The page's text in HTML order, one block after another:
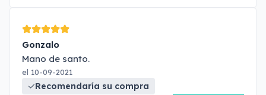
Gonzalo
Mano de santo.
el 10-09-2021
Recomendaría su compra